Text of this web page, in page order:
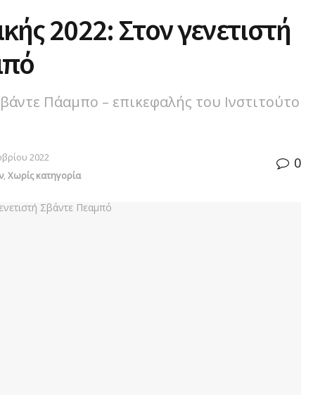
2022: Στον γενετιστή
Πάαμπο – επικεφαλής του Ινστιτούτο
2022
,Χωρίς κατηγορία
0